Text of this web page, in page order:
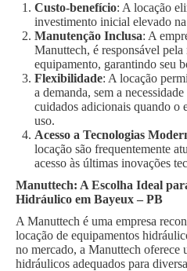
Custo-benefício: A locação
investimento inicial elevado
Manutenção Inclusa: A
Manuttech, é responsável
equipamento, garantindo seu
Flexibilidade: A locação
a demanda, sem a
cuidados adicionais quando o
uso.
Acesso a Tecnologias
locação são frequentemente
acesso às últimas inovações
Manuttech: A Escolha Ideal
Hidráulico em Bayeux – PB
A Manuttech é uma empresa
locação de equipamentos
no mercado, a Manuttech oferece
hidráulicos adequados para